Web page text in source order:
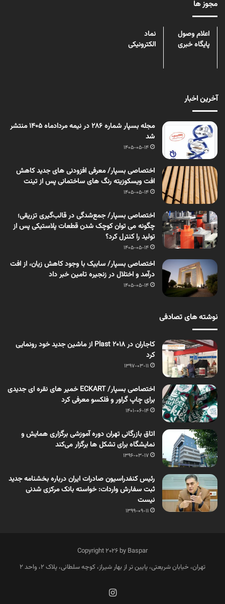
مجوز ها
اعلام وصول
پایگاه خبری
نماد
الکترونیکی
آخرین اخبار
مجله بسپار شماره 286 در نیمه مردادماه 1405 منتشر
شد
1405-05-14
اختصاصی بسپار/ معرفی افزودنی های جدید کاهش
افت ویسکوزیته رنگ های ساختمانی پس از تینت
1405-05-14
اختصاصی بسپار/ جمع‌شدگی در قالب‌گیری تزریقی؛
چگونه می توان کوچک شدن قطعات پلاستیکی پس از
تولید را کنترل کرد؟
1405-05-14
اختصاصی بسپار/ سابیک با وجود کاهش زیان، از افت
درآمد و اختلال در زنجیره تامین خبر داد
1405-05-14
نوشته های تصادفی
کاجاران در Plast 2018 از ماشین جدید خود رونمایی
کرد
1397-03-11
اختصاصی بسپار/ ECKART خمیر های نقره ای جدیدی
برای چاپ گراور و فلکسو معرفی کرد
1401-06-14
اتاق بازرگانی تهران دوره آموزشی برگزاری همایش و
نمایشگاه‌ برای تشکل ها برگزار می‌کند
1396-03-17
رئیس کنفدراسیون صادرات ایران درباره بخشنامه جدید
ثبت سفارش واردات: خواسته بانک مرکزی شدنی
نیست
1399-09-11
Copyright 2026 by Baspar
تهران، خیابان شریعتی، پایین تر از بهار شیراز، کوچه سلطانی، پلاک 2، واحد 2